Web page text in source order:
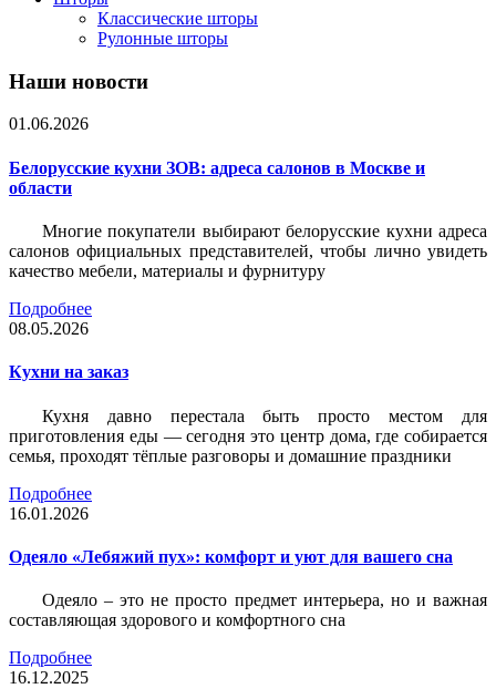
Классические шторы
Рулонные шторы
Наши новости
01.06.2026
Белорусские кухни ЗОВ: адреса салонов в Москве и
области
Многие покупатели выбирают белорусские кухни адреса
салонов официальных представителей, чтобы лично увидеть
качество мебели, материалы и фурнитуру
Подробнее
08.05.2026
Кухни на заказ
Кухня давно перестала быть просто местом для
приготовления еды — сегодня это центр дома, где собирается
семья, проходят тёплые разговоры и домашние праздники
Подробнее
16.01.2026
Одеяло «Лебяжий пух»: комфорт и уют для вашего сна
Одеяло – это не просто предмет интерьера, но и важная
составляющая здорового и комфортного сна
Подробнее
16.12.2025